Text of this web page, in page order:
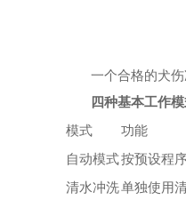
一个合格的犬
四种基本工作模
模式
功能
自动模式按预设程
清水冲洗单独使用